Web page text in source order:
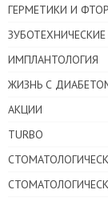
ГЕРМЕТИКИ И
ИМПЛАНТОЛОГИЯ
ЖИЗНЬ С
АКЦИИ
TURBO